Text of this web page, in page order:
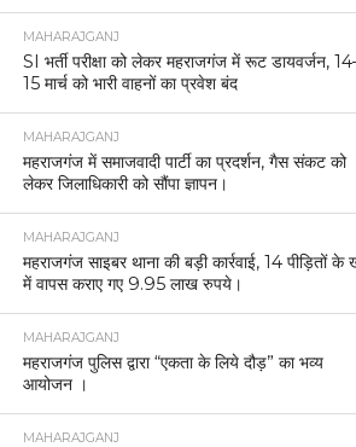
MAHARAJGANJ
SI भर्ती परीक्षा को लेकर महराजगंज में रूट डायवर्जन,
15 मार्च को भारी वाहनों का प्रवेश बंद
MAHARAJGANJ
महराजगंज में समाजवादी पार्टी का प्रदर्शन, गैस संकट को
लेकर जिलाधिकारी को सौंपा ज्ञापन।
MAHARAJGANJ
महराजगंज साइबर थाना की बड़ी कार्रवाई, 14 पीड़ितों के
में वापस कराए गए 9.95 लाख रुपये।
MAHARAJGANJ
महराजगंज पुलिस द्वारा “एकता के लिये दौड़” का भव्य
आयोजन ।
MAHARAJGANJ